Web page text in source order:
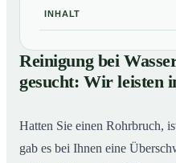
INHALT
01Reinigung bei
leisten im Notfall Sofort-
Reinigung bei
gesucht: Wir leisten
Hatten Sie einen Rohrbruch,
gab es bei Ihnen eine